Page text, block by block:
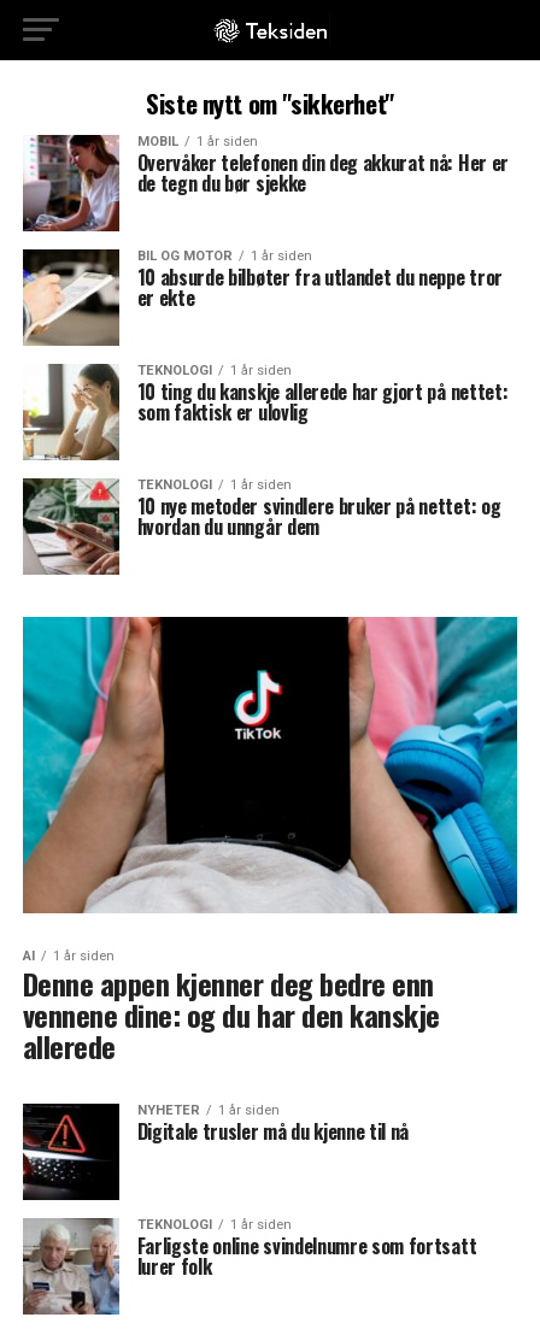
Siste nytt om "sikkerhet"
MOBIL 1 år siden
Overvåker telefonen din deg akkurat nå: Her er
de tegn du bør sjekke
BIL OG MOTOR 1 år siden
10 absurde bilbøter fra utlandet du neppe tror
er ekte
TEKNOLOGI 1 år siden
10 ting du kanskje allerede har gjort på nettet:
som faktisk er ulovlig
TEKNOLOGI 1 år siden
10 nye metoder svindlere bruker på nettet: og
hvordan du unngår dem
AI 1 år siden
Denne appen kjenner deg bedre enn
vennene dine: og du har den kanskje
allerede
NYHETER 1 år siden
Digitale trusler må du kjenne til nå
TEKNOLOGI 1 år siden
Farligste online svindelnumre som fortsatt
lurer folk